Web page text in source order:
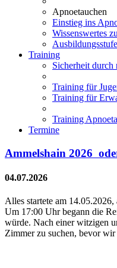
Apnoetauchen
Einstieg ins
Wissenswertes
Training
Sicherheit durch
Training für
Training für
Training
Termine
Ammelshain 2026
04.07.2026
Alles startete am
Um 17:00 Uhr begann die
würde. Nach einer witzigen
Zimmer zu suchen, bevor